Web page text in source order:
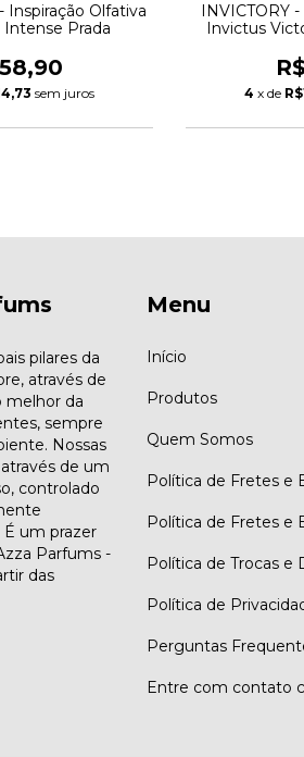
Inspiração Olfativa
Prada
sem juros
INVICTORY
Invictus
4 x de
pilares da
através de
melhor da
sempre
Nossas
de um
controlado
É um prazer
Parfums -
das
Menu
Início
Produtos
Quem Somos
Política de Fretes e
Política de Fretes e
Política de Trocas e
Política de
Perguntas
Entre com contato